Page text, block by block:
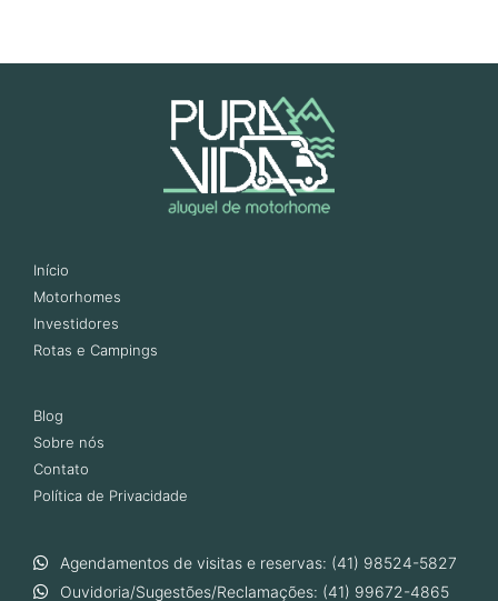
Início
Motorhomes
Investidores
Rotas e Campings
Blog
Sobre nós
Contato
Política de Privacidade
Agendamentos de visitas e reservas: (41) 98524-5827
Ouvidoria/Sugestões/Reclamações: (41) 99672-4865